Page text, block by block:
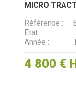
MICRO
Référence
État
Année
4 800 €